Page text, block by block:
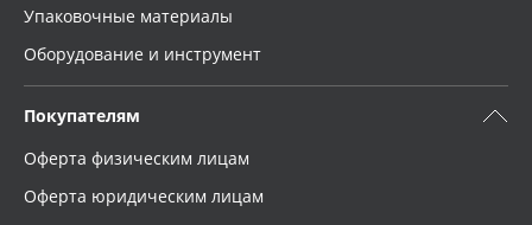
Упаковочные материалы
Оборудование и инструмент
Покупателям
Оферта физическим лицам
Оферта юридическим лицам